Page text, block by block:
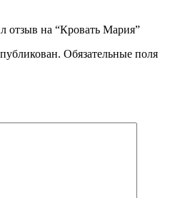
отзыв на “Кровать Мария”
Обязательные поля